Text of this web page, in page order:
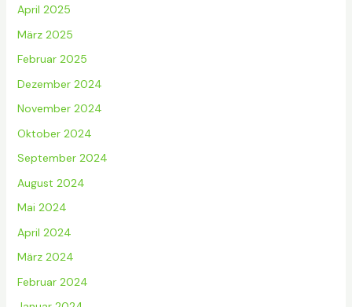
April 2025
März 2025
Februar 2025
Dezember 2024
November 2024
Oktober 2024
September 2024
August 2024
Mai 2024
April 2024
März 2024
Februar 2024